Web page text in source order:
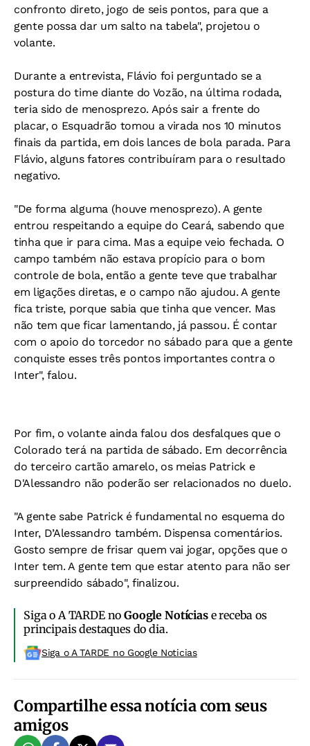
confronto direto, jogo de seis pontos, para que a
gente possa dar um salto na tabela", projetou o
volante.
Durante a entrevista, Flávio foi perguntado se a
postura do time diante do Vozão, na última rodada,
teria sido de menosprezo. Após sair a frente do
placar, o Esquadrão tomou a virada nos 10 minutos
finais da partida, em dois lances de bola parada. Para
Flávio, alguns fatores contribuíram para o resultado
negativo.
"De forma alguma (houve menosprezo). A gente
entrou respeitando a equipe do Ceará, sabendo que
tinha que ir para cima. Mas a equipe veio fechada. O
campo também não estava propício para o bom
controle de bola, então a gente teve que trabalhar
em ligações diretas, e o campo não ajudou. A gente
fica triste, porque sabia que tinha que vencer. Mas
não tem que ficar lamentando, já passou. É contar
com o apoio do torcedor no sábado para que a gente
conquiste esses três pontos importantes contra o
Inter", falou.
Por fim, o volante ainda falou dos desfalques que o
Colorado terá na partida de sábado. Em decorrência
do terceiro cartão amarelo, os meias Patrick e
D'Alessandro não poderão ser relacionados no duelo.
"A gente sabe Patrick é fundamental no esquema do
Inter, D’Alessandro também. Dispensa comentários.
Gosto sempre de frisar quem vai jogar, opções que o
Inter tem. A gente tem que estar atento para não ser
surpreendido sábado", finalizou.
Siga o A TARDE noGoogle Notíciase receba os
principais destaques do dia.
Siga o A TARDE no Google Noticias
Compartilhe essa notícia com seus
amigos